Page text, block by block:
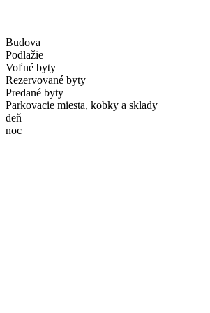
Budova
Podlažie
Voľné byty
Rezervované byty
Predané byty
Parkovacie miesta, kobky a sklady
deň
noc